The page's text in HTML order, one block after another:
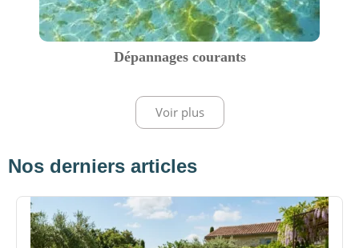
Dépannages courants
Voir plus
Nos derniers articles